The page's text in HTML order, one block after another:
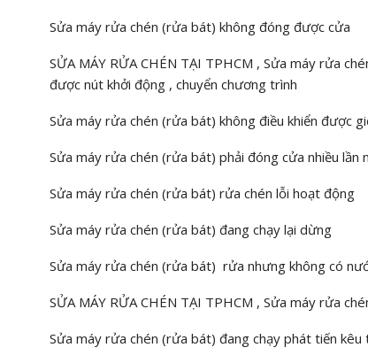
Sửa máy rửa chén (rửa bát) không đóng được cửa
SỬA MÁY RỬA CHÉN TẠI TPHCM , Sửa máy rửa
được nút khởi động , chuyển chương trình
Sửa máy rửa chén (rửa bát) không điều khiển được
Sửa máy rửa chén (rửa bát) phải đóng cửa nhiều lần
Sửa máy rửa chén (rửa bát) rửa chén lỗi hoạt động
Sửa máy rửa chén (rửa bát) đang chạy lại dừng
Sửa máy rửa chén (rửa bát) rửa nhưng không có
SỬA MÁY RỬA CHÉN TẠI TPHCM , Sửa máy rửa
Sửa máy rửa chén (rửa bát) đang chạy phát tiến